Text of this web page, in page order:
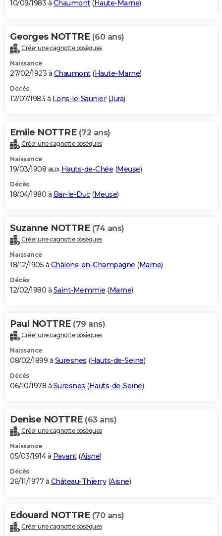
10/09/1983 à Chaumont(Haute-Marne)
Georges NOTTRE (60 ans)
Créer une cagnotte obsèques
Naissance
27/02/1923 à Chaumont(Haute-Marne)
Décès
12/07/1983 à Lons-le-Saunier(Jura)
Emile NOTTRE (72 ans)
Créer une cagnotte obsèques
Naissance
19/03/1908 aux Hauts-de-Chée (Meuse)
Décès
18/04/1980 à Bar-le-Duc(Meuse)
Suzanne NOTTRE (74 ans)
Créer une cagnotte obsèques
Naissance
18/12/1905 à Châlons-en-Champagne (Marne)
Décès
12/02/1980 à Saint-Memmie (Marne)
Paul NOTTRE (79 ans)
Créer une cagnotte obsèques
Naissance
08/02/1899 à Suresnes (Hauts-de-Seine)
Décès
06/10/1978 à Suresnes (Hauts-de-Seine)
Denise NOTTRE (63 ans)
Créer une cagnotte obsèques
Naissance
05/03/1914 à Pavant(Aisne)
Décès
26/11/1977 à Château-Thierry(Aisne)
Edouard NOTTRE (70 ans)
Créer une cagnotte obsèques